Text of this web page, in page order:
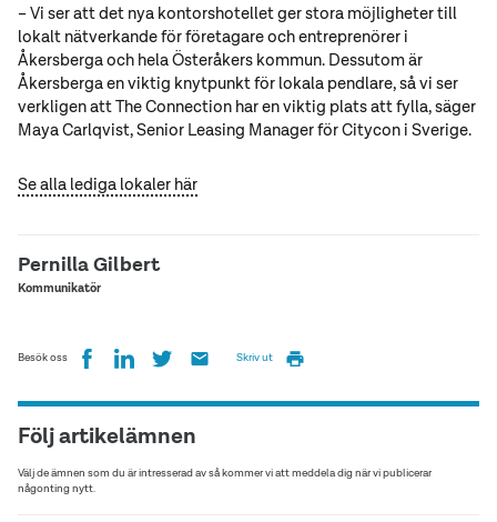
– Vi ser att det nya kontorshotellet ger stora möjligheter till
lokalt nätverkande för företagare och entreprenörer i
Åkersberga och hela Österåkers kommun. Dessutom är
Åkersberga en viktig knytpunkt för lokala pendlare, så vi ser
verkligen att The Connection har en viktig plats att fylla, säger
Maya Carlqvist, Senior Leasing Manager för Citycon i Sverige.
Se alla lediga lokaler här
Pernilla Gilbert
Kommunikatör
Besök oss Skriv ut
Följ artikelämnen
Välj de ämnen som du är intresserad av så kommer vi att meddela dig när vi publicerar
någonting nytt.